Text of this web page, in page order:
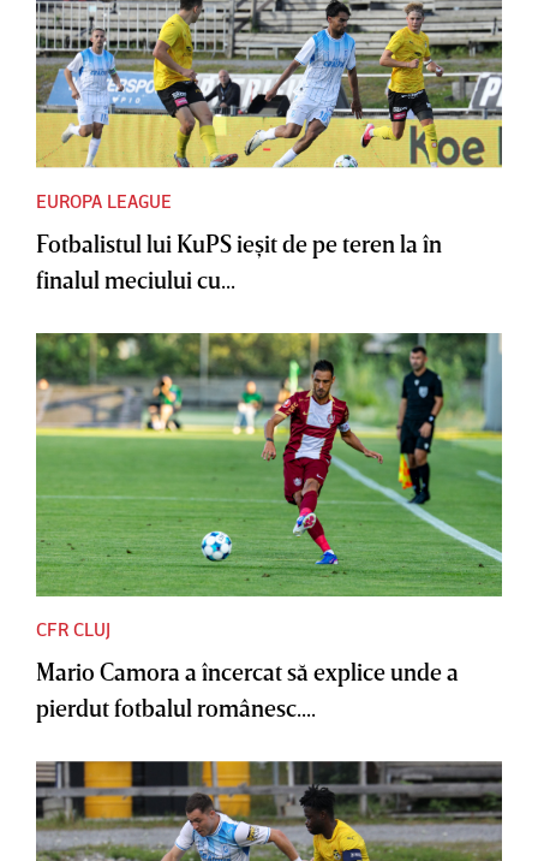
EUROPA LEAGUE
Fotbalistul lui KuPS ieşit de pe teren la în
finalul meciului cu...
CFR CLUJ
Mario Camora a încercat să explice unde a
pierdut fotbalul românesc....